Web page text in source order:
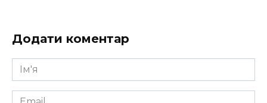
Додати коментар
Ім'я
*
Email